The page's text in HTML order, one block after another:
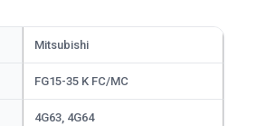
Mitsubishi
FG15-35 K FC/MC
4G63, 4G64